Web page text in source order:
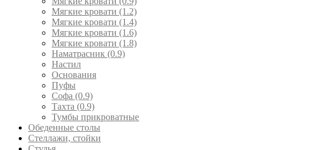
Мягкие кровати (1.2)
Мягкие кровати (1.4)
Мягкие кровати (1.6)
Мягкие кровати (1.8)
Наматрасник (0.9)
Настил
Основания
Пуфы
Софа (0.9)
Тахта (0.9)
Тумбы прикроватные
Обеденные столы
Стеллажи, стойки